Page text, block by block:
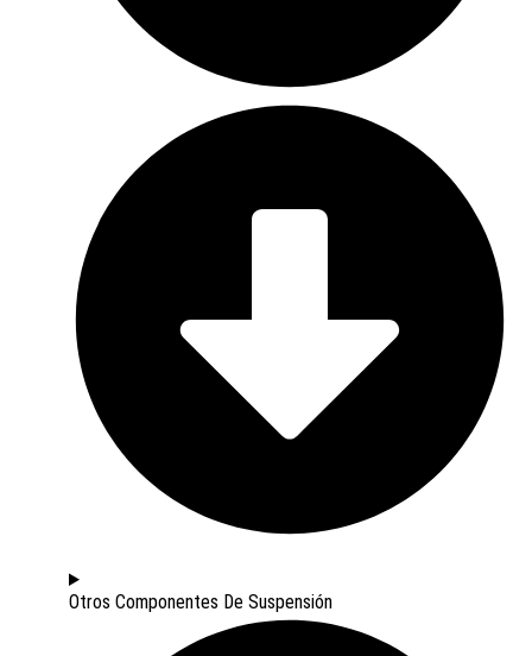
Otros Componentes De Suspensión